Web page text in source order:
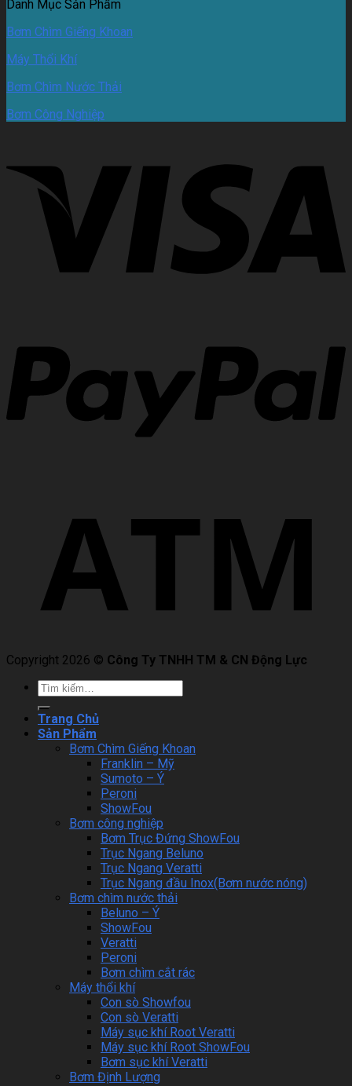
Danh Mục Sản Phẩm
Bơm Chìm Giếng Khoan
Máy Thổi Khí
Bơm Chìm Nước Thải
Bơm Công Nghiệp
Copyright 2026 © Công Ty TNHH TM & CN Động Lực
Trang Chủ
Sản Phẩm
Bơm Chìm Giếng Khoan
Franklin – Mỹ
Sumoto – Ý
Peroni
ShowFou
Bơm công nghiệp
Bơm Trục Đứng ShowFou
Trục Ngang Beluno
Trục Ngang Veratti
Trục Ngang đầu Inox(Bơm nước nóng)
Bơm chìm nước thải
Beluno – Ý
ShowFou
Veratti
Peroni
Bơm chìm cắt rác
Máy thổi khí
Con sò Showfou
Con sò Veratti
Máy sục khí Root Veratti
Máy sục khí Root ShowFou
Bơm sục khí Veratti
Bơm Định Lượng